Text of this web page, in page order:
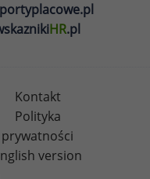
HR.pl
Kontakt
Polityka
prywatności
version